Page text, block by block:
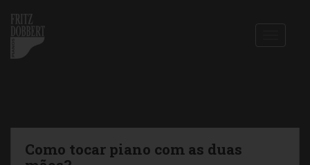
Como tocar piano com as duas